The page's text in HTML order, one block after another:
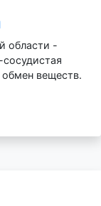
области -
веществ.